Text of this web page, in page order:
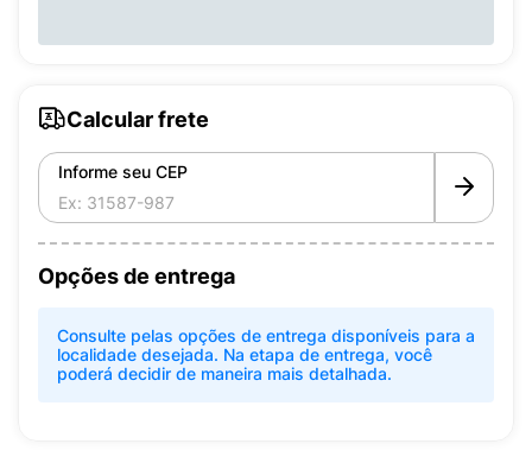
Calcular frete
Informe seu CEP
Opções de entrega
Consulte pelas opções de entrega disponíveis para a
localidade desejada. Na etapa de entrega, você
poderá decidir de maneira mais detalhada.